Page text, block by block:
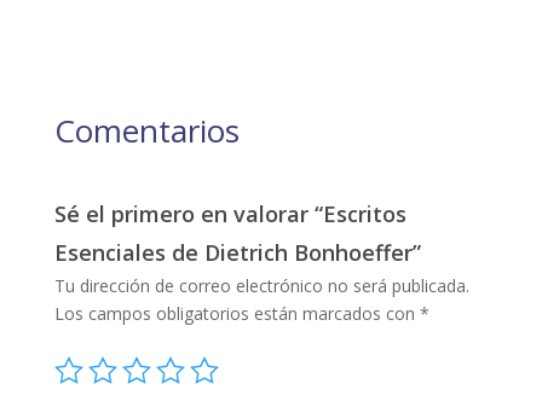
Comentarios
Sé el primero en valorar “Escritos
Esenciales de Dietrich Bonhoeffer”
Tu dirección de correo electrónico no será publicada.
Los campos obligatorios están marcados con *